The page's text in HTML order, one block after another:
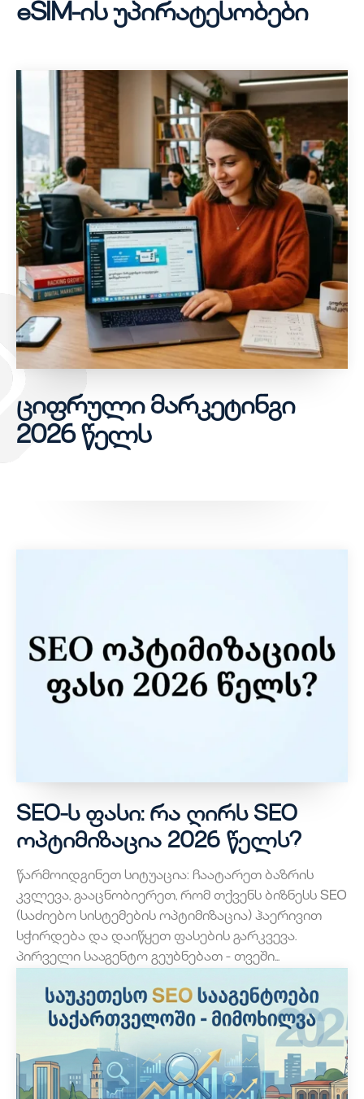
eSIM-ის უპირატესობები
ციფრული მარკეტინგი
2026 წელს
SEO-ს ფასი: რა ღირს SEO
ოპტიმიზაცია 2026 წელს?
წარმოიდგინეთ სიტუაცია: ჩაატარეთ ბაზრის
კვლევა, გააცნობიერეთ, რომ თქვენს ბიზნესს SEO
(საძიებო სისტემების ოპტიმიზაცია) ჰაერივით
სჭირდება და დაიწყეთ ფასების გარკვევა.
პირველი სააგენტო გეუბნებათ - თვეში...